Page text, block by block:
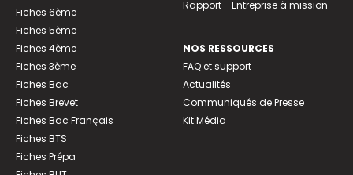
Fiches 6ème
Fiches 5ème
Fiches 4ème
Fiches 3ème
Fiches Bac
Fiches Brevet
Fiches Bac Français
Fiches BTS
Fiches Prépa
Rapport - Entreprise à mission
NOS RESSOURCES
FAQ et support
Actualités
Communiqués de Presse
Kit Média